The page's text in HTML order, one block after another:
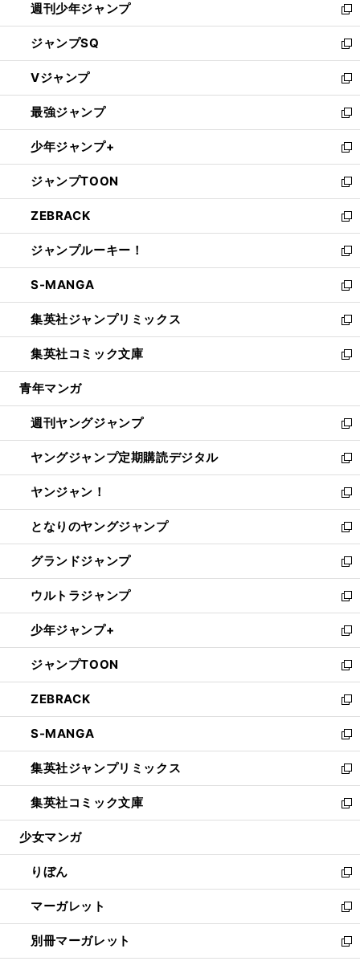
く
週刊少年ジャンプ
新
し
い
ウ
ィ
ン
ド
ウ
で
開
く
ジャンプSQ
新
し
い
ウ
ィ
ン
ド
ウ
で
開
く
Vジャンプ
新
し
い
ウ
ィ
ン
ド
ウ
で
開
く
最強ジャンプ
新
し
い
ウ
ィ
ン
ド
ウ
で
開
く
少年ジャンプ+
新
し
い
ウ
ィ
ン
ド
ウ
で
開
く
ジャンプTOON
新
し
い
ウ
ィ
ン
ド
ウ
で
開
く
ZEBRACK
新
し
い
ウ
ィ
ン
ド
ウ
で
開
ジャンプルーキー！
新
し
い
ウ
ィ
ン
ド
ウ
開
く
S-MANGA
新
し
い
ウ
ィ
ン
ウ
で
開
く
集英社ジャンプリミックス
新
し
い
ウ
ン
ド
ウ
で
開
く
集英社コミック文庫
新
し
ウ
ィ
ン
ド
ウ
で
開
く
青年マンガ
週刊ヤングジャンプ
新
し
い
ウ
ィ
ン
ド
ウ
で
開
く
ヤングジャンプ定期購読デジタル
新
し
い
ウ
ィ
ン
ド
ウ
で
開
く
ヤンジャン！
新
し
い
ウ
ィ
ン
ド
ウ
で
開
く
となりのヤングジャンプ
新
し
い
ウ
ィ
ン
ド
ウ
で
開
く
グランドジャンプ
新
し
い
ウ
ィ
ン
ド
ウ
で
開
く
ウルトラジャンプ
新
し
い
ウ
ィ
ン
ド
ウ
で
開
く
少年ジャンプ+
新
し
い
ウ
ィ
ン
ド
ウ
で
開
く
ジャンプTOON
新
し
い
ウ
ィ
ン
ド
ウ
で
開
ZEBRACK
新
し
い
ウ
ィ
ン
ド
ウ
開
く
S-MANGA
新
し
い
ウ
ィ
ン
ウ
で
開
く
集英社ジャンプリミックス
新
し
い
ウ
ン
ド
ウ
で
開
く
集英社コミック文庫
新
し
ウ
ィ
ン
ド
ウ
で
開
少女マンガ
りぼん
新
し
い
ウ
ィ
マーガレット
新
し
い
別冊マーガレット
新